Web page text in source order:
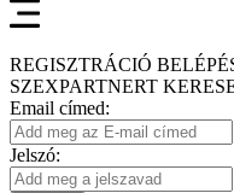
REGISZTRÁCIÓ
SZEXPARTNERT
Email címed:
Jelszó: